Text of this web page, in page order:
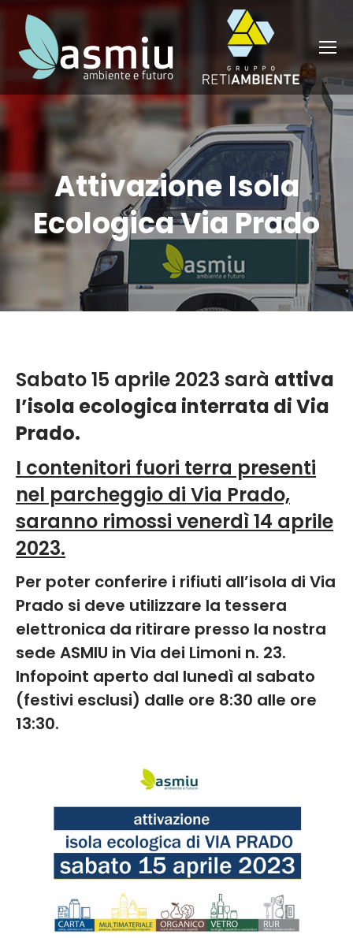
Attivazione Isola
Ecologica Via Prado
You are here:
Sabato 15 aprile 2023 sarà attiva
l’isola ecologica interrata di Via
Prado.
I contenitori fuori terra presenti
nel parcheggio di Via Prado,
saranno rimossi venerdì 14 aprile
2023.
Per poter conferire i rifiuti all’isola di Via
Prado si deve utilizzare la tessera
elettronica da ritirare presso la nostra
sede ASMIU in Via dei Limoni n. 23.
Infopoint aperto dal lunedì al sabato
(festivi esclusi) dalle ore 8:30 alle ore
13:30.